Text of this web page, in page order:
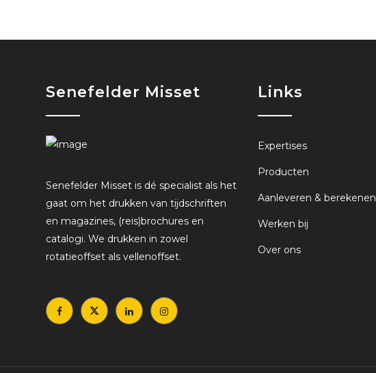
Senefelder Misset
Senefelder Misset is dé specialist als het
gaat om het drukken van tijdschriften
en magazines, (reis)brochures en
catalogi. We drukken in zowel
rotatieoffset als vellenoffset.
Links
Expertises
Producten
Aanleveren & berekenen
Werken bij
Over ons